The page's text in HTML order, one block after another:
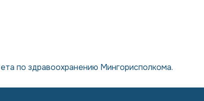
по здравоохранению Мингорисполкома.